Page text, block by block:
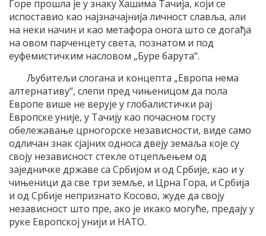
Горе прошла је у знаку Хашима Тачија, који се
испоставио као најзначајнија личност славља, али
на неки начин и као метафора онога што се догађа
на овом парченцету света, познатом и под
еуфемистичким насловом „Буре барута“.
Љубитељи слогана и концепта „Европа нема
алтернативу“, слепи пред чињеницом да пола
Европе више не верује у глобалистички рај
Европске уније, у Тачију као почасном госту
обележавање црногорске независности, виде само
одличан знак сјајних односа двеју земаља које су
своју независност стекле отцепљењем од
заједничке државе са Србијом и од Србије, као и у
чињеници да све три земље, и Црна Гора, и Србија
и од Србије непризнато Косово, жуде да своју
независност што пре, ако је икако могуће, предају у
руке Европској унији и НАТО.